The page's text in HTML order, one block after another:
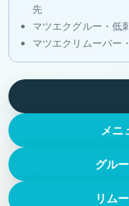
先
マツエクグルー・低
マツエクリムーバー
メニ
グル
リム